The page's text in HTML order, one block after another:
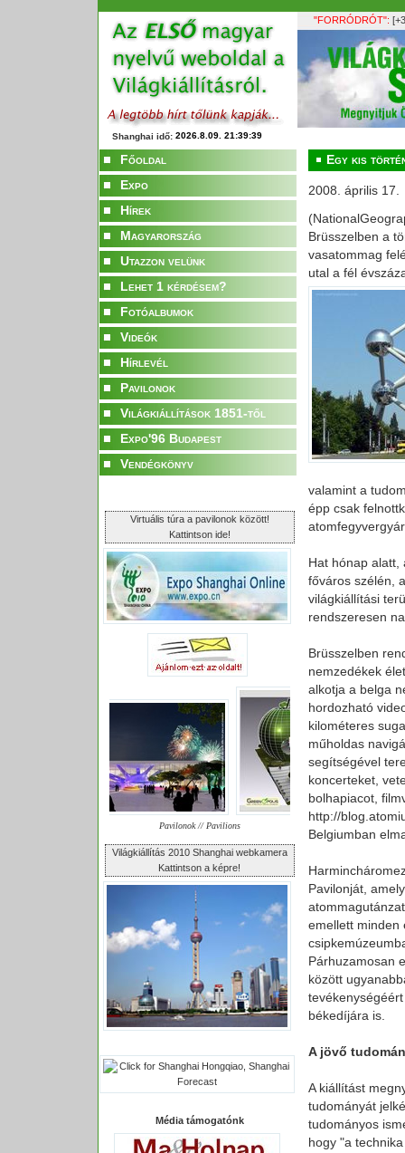
"FORRÓDRÓT":
Shanghai idő:
Főoldal
Expo
Hírek
Magyarország
Utazzon velünk
Lehet 1 kérdésem?
Fotóalbumok
Videók
Hírlevél
Pavilonok
Világkiállítások 1851-től
Expo'96 Budapest
Vendégkönyv
Virtuális túra a pavilonok között!
Kattintson ide!
Pavilonok // Pavilions
Világkiállítás 2010 Shanghai webkamera
Kattintson a képre!
Média támogatónk
Egy kis
2008. április 17.
Brüsszelben a
vasatommag
utal a fél
valamint a
épp csak
Hat hónap alatt,
főváros szélén,
világkiállítási
rendszeresen
Brüsszelben
nemzedékek
alkotja a belga
hordozható
kilométeres
műholdas
segítségével
koncerteket,
bolhapiacot,
http://
Belgiumban
Pavilonját,
emellett minden
Párhuzamosan
között
békedíjára is.
A jövő
A kiállítást
tudományát
tudományos
hogy "a